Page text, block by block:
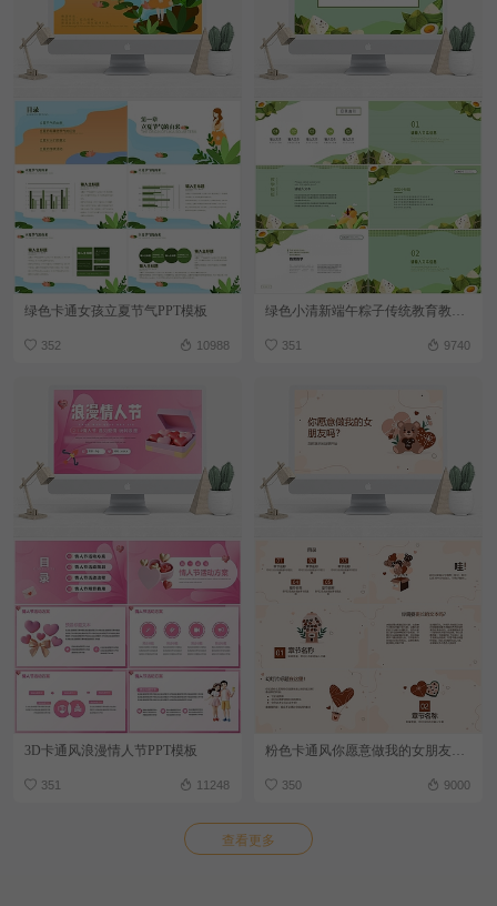
绿色卡通女孩立夏节气PPT模板
352 10988
绿色小清新端午粽子传统教育教学PPT模板
351 9740
3D卡通风浪漫情人节PPT模板
351 11248
粉色卡通风你愿意做我的女朋友吗PPT模板
350 9000
查看更多